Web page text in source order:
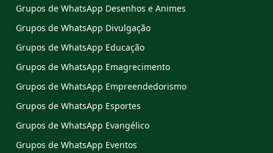
Grupos de WhatsApp Desenhos e Animes
Grupos de WhatsApp Divulgação
Grupos de WhatsApp Educação
Grupos de WhatsApp Emagrecimento
Grupos de WhatsApp Empreendedorismo
Grupos de WhatsApp Esportes
Grupos de WhatsApp Evangélico
Grupos de WhatsApp Eventos